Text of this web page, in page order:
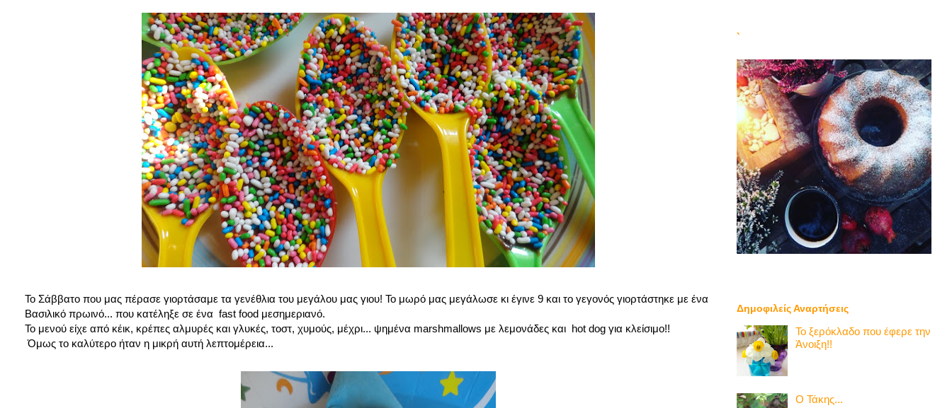
Το Σάββατο που μας πέρασε γιορτάσαμε τα γενέθλια του μεγάλου μας γιου! Το μωρό μας μεγάλωσε κι έγινε 9 και το γεγονός γιορτάστηκε με ένα
Βασιλικό πρωινό... που κατέληξε σε ένα fast food μεσημεριανό.
Το μενού είχε από κέικ, κρέπες αλμυρές και γλυκές, τοστ, χυμούς, μέχρι... ψημένα marshmallows με λεμονάδες και hot dog για κλείσιμο!!
Όμως το καλύτερο ήταν η μικρή αυτή λεπτομέρεια...
`
Δημοφιλείς Αναρτήσεις
Το ξερόκλαδο που έφερε την
Άνοιξη!!
Ο Τάκης...